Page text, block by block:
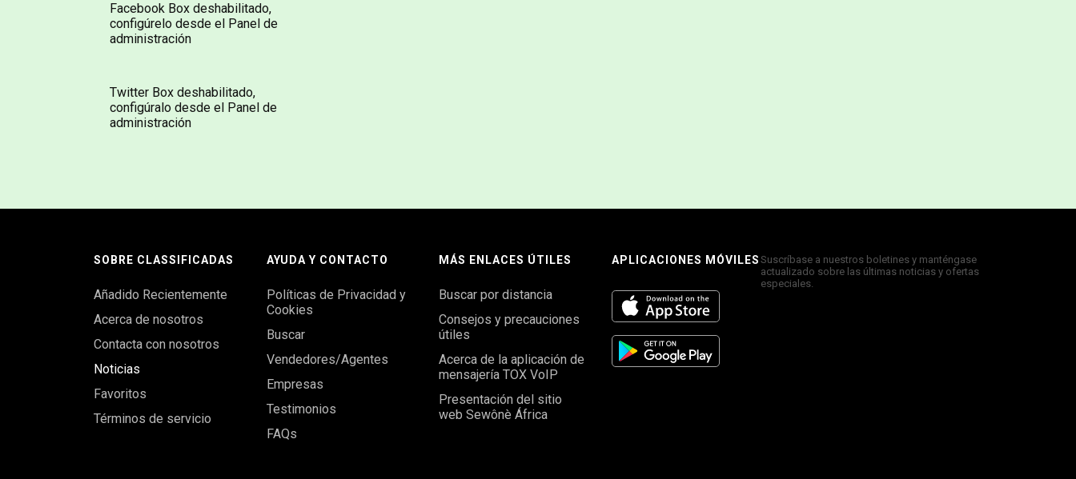
Facebook Box deshabilitado,
configúrelo desde el Panel de
administración
Twitter Box deshabilitado,
configúralo desde el Panel de
administración
Suscríbase a nuestros boletines y manténgase
actualizado sobre las últimas noticias y ofertas
especiales.
SOBRE CLASSIFICADAS
Añadido Recientemente
Acerca de nosotros
Contacta con nosotros
Noticias
Favoritos
Términos de servicio
AYUDA Y CONTACTO
Políticas de Privacidad y
Cookies
Buscar
Vendedores/Agentes
Empresas
Testimonios
FAQs
MÁS ENLACES ÚTILES
Buscar por distancia
Consejos y precauciones
útiles
Acerca de la aplicación de
mensajería TOX VoIP
Presentación del sitio
web Sewônè África
APLICACIONES MÓVILES